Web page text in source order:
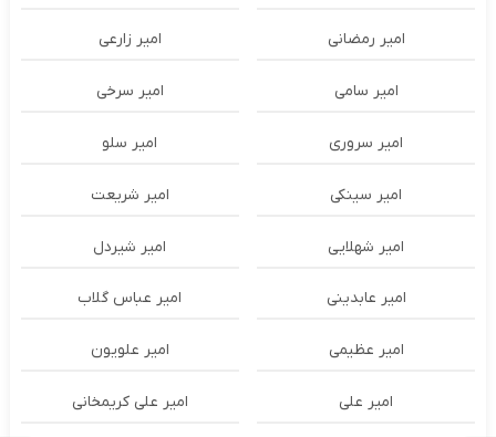
امیر رمضانی امیر زارعی
امیر سامی امیر سرخی
امیر سروری امیر سلو
امیر سینکی امیر شریعت
امیر شهلایی امیر شیردل
امیر عابدینی امیر عباس گلاب
امیر عظیمی امیر علویون
امیر علی امیر علی کریمخانی